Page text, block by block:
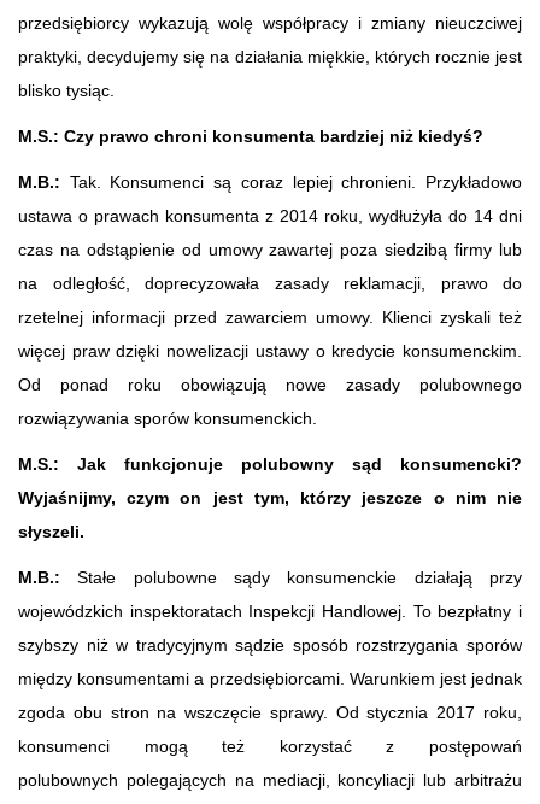
przedsiębiorcy wykazują wolę współpracy i zmiany nieuczciwej
praktyki, decydujemy się na działania miękkie, których rocznie jest
blisko tysiąc.
M.S.: Czy prawo chroni konsumenta bardziej niż kiedyś?
M.B.: Tak. Konsumenci są coraz lepiej chronieni. Przykładowo
ustawa o prawach konsumenta z 2014 roku, wydłużyła do 14 dni
czas na odstąpienie od umowy zawartej poza siedzibą firmy lub
na odległość, doprecyzowała zasady reklamacji, prawo do
rzetelnej informacji przed zawarciem umowy. Klienci zyskali też
więcej praw dzięki nowelizacji ustawy o kredycie konsumenckim.
Od ponad roku obowiązują nowe zasady polubownego
rozwiązywania sporów konsumenckich.
M.S.:
Jak funkcjonuje polubowny sąd konsumencki?
Wyjaśnijmy, czym on jest tym, którzy jeszcze o nim nie
słyszeli.
M.B.: Stałe polubowne sądy konsumenckie działają przy
wojewódzkich inspektoratach Inspekcji Handlowej. To bezpłatny i
szybszy niż w tradycyjnym sądzie sposób rozstrzygania sporów
między konsumentami a przedsiębiorcami. Warunkiem jest jednak
zgoda obu stron na wszczęcie sprawy. Od stycznia 2017 roku,
konsumenci mogą też korzystać z postępowań
polubownych polegających na mediacji, koncyliacji lub arbitrażu